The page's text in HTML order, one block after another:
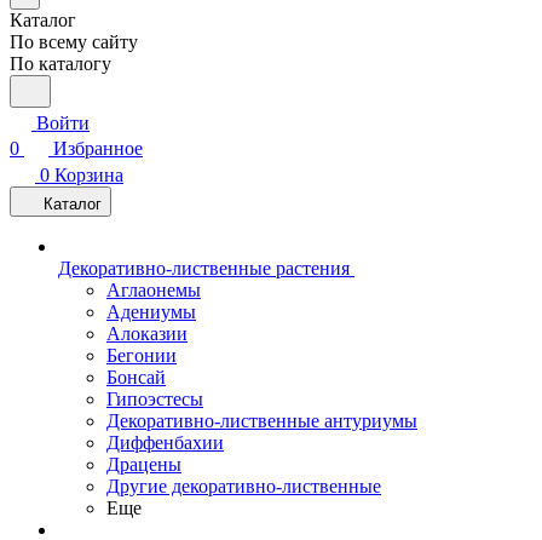
Каталог
По всему сайту
По каталогу
Войти
0
Избранное
0 Корзина
Каталог
Декоративно-лиственные растения
Аглаонемы
Адениумы
Алоказии
Бегонии
Бонсай
Гипоэстесы
Декоративно-лиственные антуриумы
Диффенбахии
Драцены
Другие декоративно-лиственные
Еще